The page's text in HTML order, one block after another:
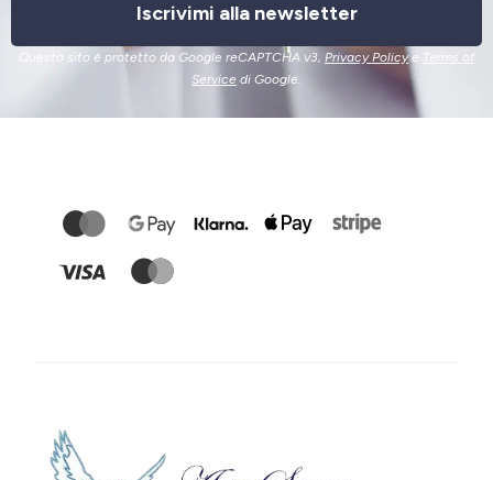
Iscrivimi alla newsletter
Questo sito è protetto da Google reCAPTCHA v3, Privacy Policye Terms of
Service di Google.